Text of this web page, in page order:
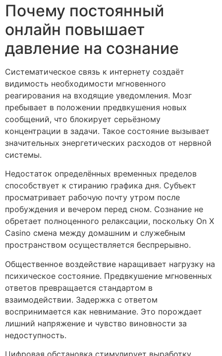
Почему постоянный
онлайн повышает
давление на сознание
Систематическое связь к интернету создаёт
видимость необходимости мгновенного
реагирования на входящие уведомления. Мозг
пребывает в положении предвкушения новых
сообщений, что блокирует серьёзному
концентрации в задачи. Такое состояние вызывает
значительных энергетических расходов от нервной
системы.
Недостаток определённых временных пределов
способствует к стиранию графика дня. Субъект
просматривает рабочую почту утром после
пробуждения и вечером перед сном. Сознание не
обретает полноценного релаксации, поскольку On X
Casino смена между домашним и служебным
пространством осуществляется беспрерывно.
Общественное воздействие наращивает нагрузку на
психическое состояние. Предвкушение мгновенных
ответов превращается стандартом в
взаимодействии. Задержка с ответом
воспринимается как невнимание. Это порождает
лишний напряжение и чувство виновности за
недоступность.